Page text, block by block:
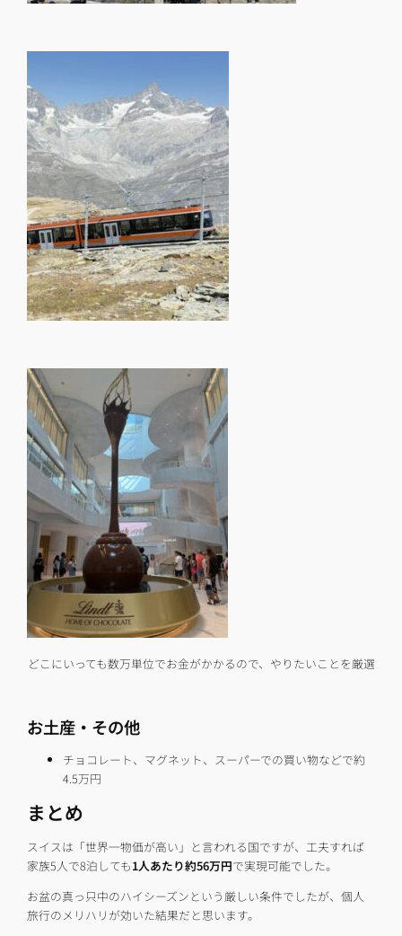
どこにいっても数万単位でお金がかかるので、やりたいことを厳選
お土産・その他
チョコレート、マグネット、スーパーでの買い物などで約
4.5万円
まとめ
スイスは「世界一物価が高い」と言われる国ですが、工夫すれば
家族5人で8泊しても1人あたり約56万円で実現可能でした。
お盆の真っ只中のハイシーズンという厳しい条件でしたが、個人
旅行のメリハリが効いた結果だと思います。